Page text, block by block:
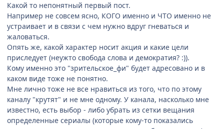
Какой то непонятный первый пост.
Например не совсем ясно, КОГО именно и ЧТО именно не
устраивает и в связи с чем нужно вдруг гневаться и
жаловаться.
Опять же, какой характер носит акция и какие цели
приследует (неужто свобода слова и демократия? :)).
Кому именно это "зрительское_фи" будет адресовано и в
каком виде тоже не понятно.
Мне лично тоже не все нравиться из того, что по этому
каналу "крутят" и не мне одному. У канала, насколько мне
известно, есть выбор - либо убрать из сетки вещания
определенные сериалы (которые кому-то показались